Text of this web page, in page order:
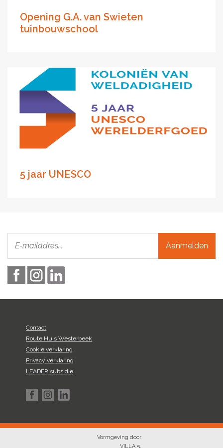
Opening G.A. van Swieten
tuinbouwschool
5 jaar UNESCO
Aanmelden
Contact
Route Huis Westerbeek
Cookie verklaring
Privacy verklaring
LEADER subsidie
Vormgeving door
VILLA 5,